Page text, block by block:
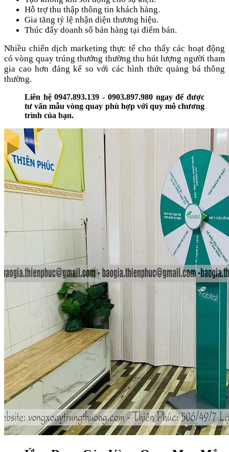
Hỗ trợ thu thập thông tin khách hàng.
Gia tăng tỷ lệ nhận diện thương hiệu.
Thúc đẩy doanh số bán hàng tại điểm bán.
Nhiều chiến dịch marketing thực tế cho thấy các hoạt động
có vòng quay trúng thưởng thường thu hút lượng người tham
gia cao hơn đáng kể so với các hình thức quảng bá thông
thường.
Liên hệ 0947.893.139 - 0903.897.980 ngay để được
tư vấn mẫu vòng quay phù hợp với quy mô chương
trình của bạn.